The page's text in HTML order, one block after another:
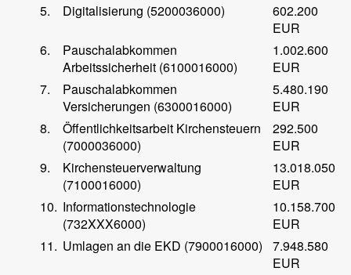
5.
Digitalisierung (5200036000)
602.200
EUR
6.
Pauschalabkommen
Arbeitssicherheit (6100016000)
1.002.600
EUR
7.
Pauschalabkommen
Versicherungen (6300016000)
5.480.190
EUR
8.
Öffentlichkeitsarbeit Kirchensteuern
(7000036000)
292.500
EUR
9.
Kirchensteuerverwaltung
(7100016000)
13.018.050
EUR
10. Informationstechnologie
(732XXX6000)
10.158.700
EUR
11. Umlagen an die EKD (7900016000)
7.948.580
EUR